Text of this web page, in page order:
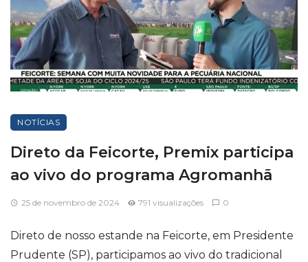
NOTÍCIAS
Direto da Feicorte, Premix participa
ao vivo do programa Agromanhã
25 de novembro de 2024 791 visualizações 0
Direto de nosso estande na Feicorte, em Presidente
Prudente (SP), participamos ao vivo do tradicional